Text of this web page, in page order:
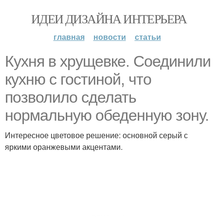
ИДЕИ ДИЗАЙНА ИНТЕРЬЕРА
главная новости статьи
Кухня в хрущевке. Соединили
кухню с гостиной, что
позволило сделать
нормальную обеденную зону.
Интересное цветовое решение: основной серый с
яркими оранжевыми акцентами.